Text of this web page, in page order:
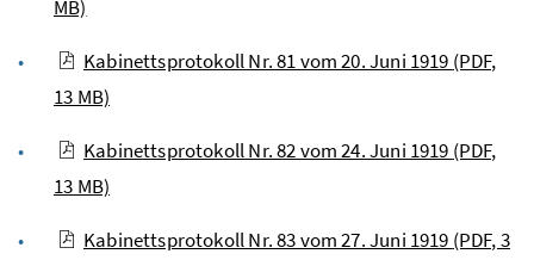
MB)
Kabinettsprotokoll Nr. 81 vom 20. Juni 1919 (PDF,
13 MB)
Kabinettsprotokoll Nr. 82 vom 24. Juni 1919 (PDF,
13 MB)
Kabinettsprotokoll Nr. 83 vom 27. Juni 1919 (PDF, 3